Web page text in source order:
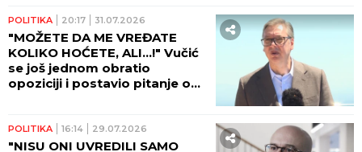
POLITIKA 20:17 31.07.2026
"MOŽETE DA ME VREĐATE
KOLIKO HOĆETE, ALI...!" Vučić
se još jednom obratio
opoziciji i postavio pitanje od
PUT! (VIDEO)
POLITIKA 16:14 29.07.2026
"NISU ONI UVREDILI SAMO